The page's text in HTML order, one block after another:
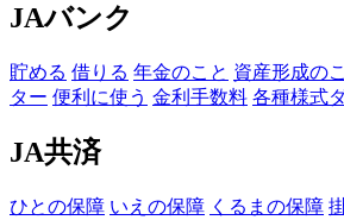
JAバンク
貯める 借りる 年金のこと 資産形成の
ター 便利に使う 金利手数料 各種様式
JA共済
ひとの保障 いえの保障 くるまの保障